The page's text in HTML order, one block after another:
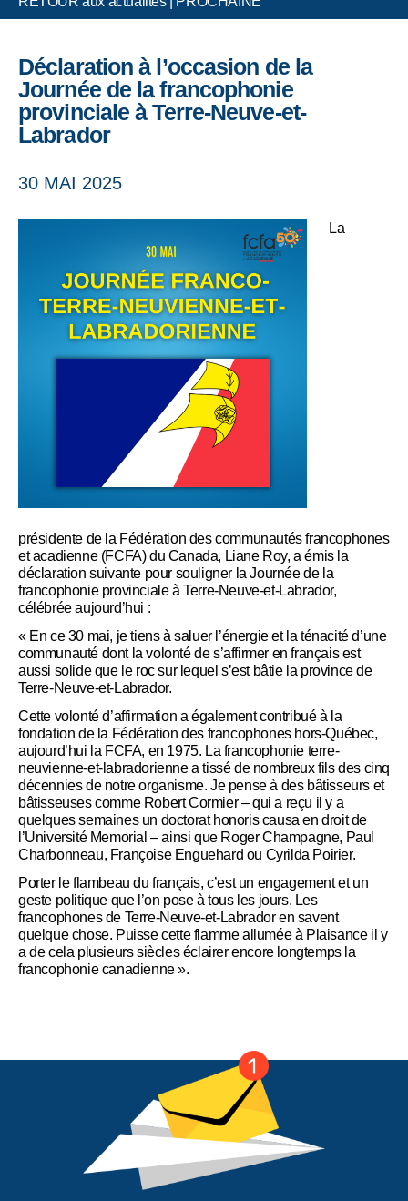
Déclaration à l’occasion de la
Journée de la francophonie
provinciale à Terre-Neuve-et-
Labrador
30 MAI 2025
La
présidente de la Fédération des communautés francophones
et acadienne (FCFA) du Canada, Liane Roy, a émis la
déclaration suivante pour souligner la Journée de la
francophonie provinciale à Terre-Neuve-et-Labrador,
célébrée aujourd’hui :
« En ce 30 mai, je tiens à saluer l’énergie et la ténacité d’une
communauté dont la volonté de s’affirmer en français est
aussi solide que le roc sur lequel s’est bâtie la province de
Terre-Neuve-et-Labrador.
Cette volonté d’affirmation a également contribué à la
fondation de la Fédération des francophones hors-Québec,
aujourd’hui la FCFA, en 1975. La francophonie terre-
neuvienne-et-labradorienne a tissé de nombreux fils des cinq
décennies de notre organisme. Je pense à des bâtisseurs et
bâtisseuses comme Robert Cormier – qui a reçu il y a
quelques semaines un doctorat honoris causa en droit de
l’Université Memorial – ainsi que Roger Champagne, Paul
Charbonneau, Françoise Enguehard ou Cyrilda Poirier.
Porter le flambeau du français, c’est un engagement et un
geste politique que l’on pose à tous les jours. Les
francophones de Terre-Neuve-et-Labrador en savent
quelque chose. Puisse cette flamme allumée à Plaisance il y
a de cela plusieurs siècles éclairer encore longtemps la
francophonie canadienne ».